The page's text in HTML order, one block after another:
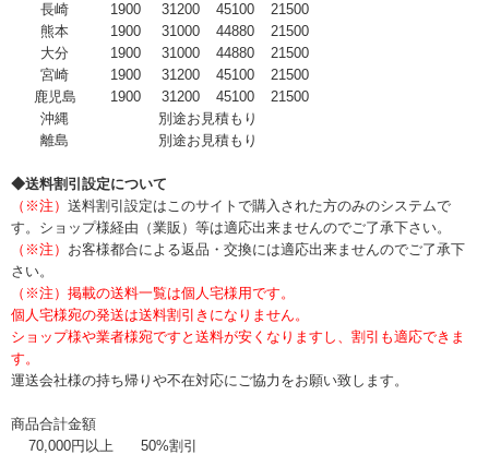
長崎
1900 31200 45100
21500
熊本
1900 31000 44880
21500
大分
1900 31000 44880
21500
宮崎
1900 31200 45100
21500
鹿児島
1900 31200 45100
21500
沖縄
別途お見積もり
離島
別途お見積もり
◆送料割引設定について
（※注） 送料割引設定はこのサイトで購入された方のみのシステムで
す。ショップ様経由（業販）等は適応出来ませんのでご了承下さい。
（※注） お客様都合による返品・交換には適応出来ませんのでご了承下
さい。
（※注）掲載の送料一覧は個人宅様用です。
個人宅様宛の発送は送料割引きになりません。
ショップ様や業者様宛ですと送料が安くなりますし、割引も適応できま
す。
運送会社様の持ち帰りや不在対応にご協力をお願い致します。
商品合計金額
70,000円以上
50%割引